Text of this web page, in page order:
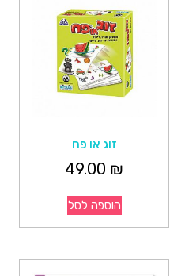
זוג או פח
49.00 ₪
הוספה לסל